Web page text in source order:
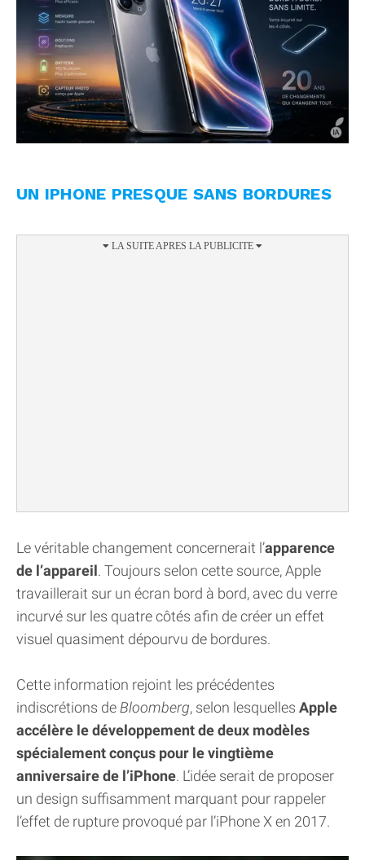
UN IPHONE PRESQUE SANS BORDURES
Le véritable changement concernerait l’apparence
de l’appareil. Toujours selon cette source, Apple
travaillerait sur un écran bord à bord, avec du verre
incurvé sur les quatre côtés afin de créer un effet
visuel quasiment dépourvu de bordures.
Cette information rejoint les précédentes
indiscrétions de Bloomberg, selon lesquelles Apple
accélère le développement de deux modèles
spécialement conçus pour le vingtième
anniversaire de l’iPhone. L’idée serait de proposer
un design suffisamment marquant pour rappeler
l’effet de rupture provoqué par l’iPhone X en 2017.